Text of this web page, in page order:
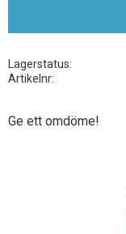
Lagerstatus
Artikelnr
Ge ett omdöme!